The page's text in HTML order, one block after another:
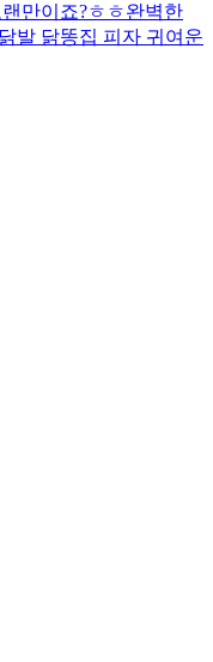
랜만이죠?ㅎㅎ완벽한
닭발 닭똥집 피자 귀여운